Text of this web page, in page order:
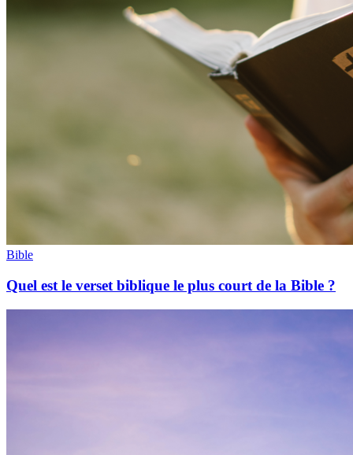
Bible
Quel est le verset biblique le plus court de la Bible ?